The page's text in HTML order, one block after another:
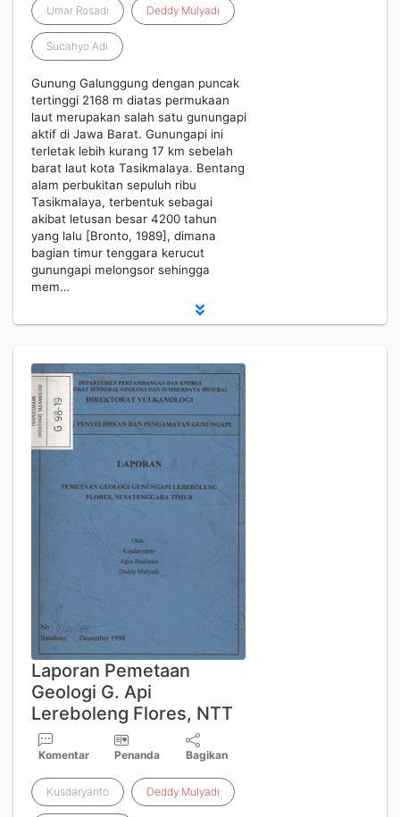
Umar Rosadi Deddy Mulyadi
Sucahyo Adi
Gunung Galunggung dengan puncak
tertinggi 2168 m diatas permukaan
laut merupakan salah satu gunungapi
aktif di Jawa Barat. Gunungapi ini
terletak lebih kurang 17 km sebelah
barat laut kota Tasikmalaya. Bentang
alam perbukitan sepuluh ribu
Tasikmalaya, terbentuk sebagai
akibat letusan besar 4200 tahun
yang lalu [Bronto, 1989], dimana
bagian timur tenggara kerucut
gunungapi melongsor sehingga
mem…
Laporan Pemetaan
Geologi G. Api
Lereboleng Flores, NTT
Komentar Penanda Bagikan
Kusdaryanto Deddy Mulyadi